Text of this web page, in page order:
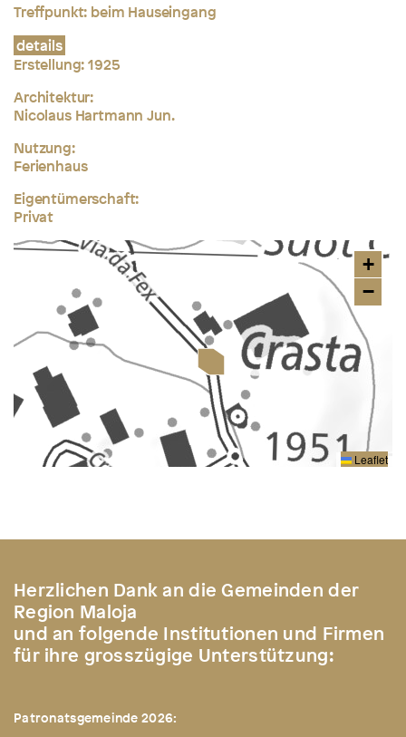
Treffpunkt: beim Hauseingang
details
Erstellung: 1925
Architektur:
Nicolaus Hartmann Jun.
Nutzung:
Ferienhaus
Eigentümerschaft:
Privat
+
−
Leaflet
Herzlichen Dank an die Gemeinden der
Region Maloja
und an folgende Institutionen und Firmen
für ihre grosszügige Unterstützung:
Patronatsgemeinde 2026: